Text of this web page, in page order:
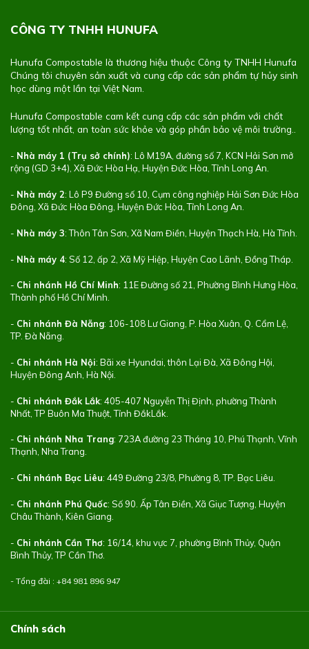
CÔNG TY TNHH HUNUFA
Hunufa Compostable là thương hiệu thuộc Công ty TNHH Hunufa
Chúng tôi chuyên sản xuất và cung cấp các sản phẩm tự hủy sinh
học dùng một lần tại Việt Nam.
Hunufa Compostable cam kết cung cấp các sản phẩm với chất
lượng tốt nhất, an toàn sức khỏe và góp phần bảo vệ môi trường..
- Nhà máy 1 (Trụ sở chính): Lô M19A, đường số 7, KCN Hải Sơn mở
rộng (GD 3+4), Xã Đức Hòa Hạ, Huyện Đức Hòa, Tỉnh Long An.
- Nhà máy 2: Lô P9 Đường số 10, Cụm công nghiệp Hải Sơn Đức Hòa
Đông, Xã Đức Hòa Đông, Huyện Đức Hòa, Tỉnh Long An.
- Nhà máy 3: Thôn Tân Sơn, Xã Nam Điền, Huyện Thạch Hà, Hà Tĩnh.
- Nhà máy 4: Số 12, ấp 2, Xã Mỹ Hiệp, Huyện Cao Lãnh, Đồng Tháp.
- Chi nhánh Hồ Chí Minh: 11E Đường số 21, Phường Bình Hưng Hòa,
Thành phố Hồ Chí Minh.
- Chi nhánh Đà Nẵng: 106-108 Lư Giang, P. Hòa Xuân, Q. Cẩm Lệ,
TP. Đà Nẵng.
- Chi nhánh Hà Nội: Bãi xe Hyundai, thôn Lại Đà, Xã Đông Hội,
Huyện Đông Anh, Hà Nội.
- Chi nhánh Đắk Lắk: 405-407 Nguyễn Thị Định, phường Thành
Nhất, TP Buôn Ma Thuột, Tỉnh ĐắkLắk.
- Chi nhánh Nha Trang: 723A đường 23 Tháng 10, Phú Thạnh, Vĩnh
Thạnh, Nha Trang.
- Chi nhánh Bạc Liêu: 449 Đường 23/8, Phường 8, TP. Bạc Liêu.
- Chi nhánh Phú Quốc: Số 90. Ấp Tân Điền, Xã Giục Tượng, Huyện
Châu Thành, Kiên Giang.
- Chi nhánh Cần Thơ: 16/14, khu vực 7, phường Bình Thủy, Quận
Bình Thủy, TP Cần Thơ.
- Tổng đài : +84 981 896 947
Chính sách